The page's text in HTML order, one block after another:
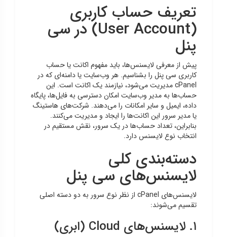
تعریف حساب کاربری
(User Account) در سی
پنل
پیش از معرفی لایسنس‌ها، باید مفهوم اکانت یا حساب
کاربری سی پنل را بشناسیم. هر وب‌سایت یا دامنه‌ای که در
cPanel مدیریت می‌شود، نیازمند یک اکانت است. این
حساب‌ها به مدیر وب‌سایت امکان دسترسی به فایل‌ها، پایگاه
داده، ایمیل و سایر امکانات را می‌دهند. شرکت‌های هاستینگ
یا مدیر سرور این اکانت‌ها را ایجاد و مدیریت می‌کنند.
بنابراین، تعداد حساب‌ها در یک سرور، نقش مستقیم در
انتخاب نوع لایسنس دارد.
دسته‌بندی کلی
لایسنس‌های سی پنل
لایسنس‌های cPanel از نظر نوع سرور به دو دسته اصلی
تقسیم می‌شوند:
۱. لایسنس‌های Cloud (ابری)